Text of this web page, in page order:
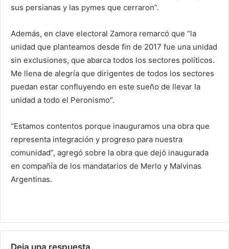
sus persianas y las pymes que cerraron”.
Además, en clave electoral Zamora remarcó que “la
unidad que planteamos desde fin de 2017 fue una unidad
sin exclusiones, que abarca todos los sectores políticos.
Me llena de alegría que dirigentes de todos los sectores
puedan estar confluyendo en este sueño de llevar la
unidad a todo el Peronismo”.
“Estamos contentos porque inauguramos una obra que
representa integración y progreso para nuestra
comunidad”, agregó sobre la obra que dejó inaugurada
en compañía de los mandatarios de Merlo y Malvinas
Argentinas.
Deja una respuesta